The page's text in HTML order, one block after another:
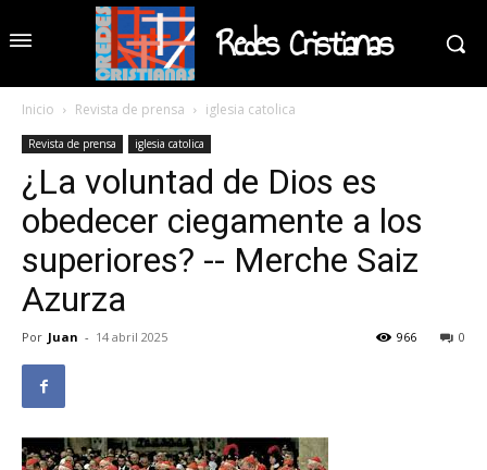
Redes Cristianas
Inicio Revista de prensa iglesia catolica
Revista de prensa iglesia catolica
¿La voluntad de Dios es
obedecer ciegamente a los
superiores? -- Merche Saiz
Azurza
Por Juan - 14 abril 2025 0
966